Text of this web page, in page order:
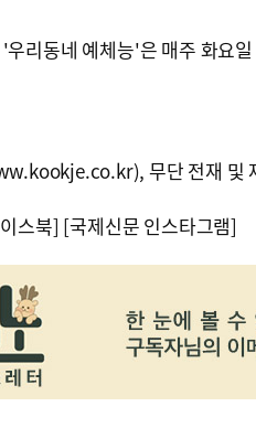
우리동네 예체능'은 매주 화요
무단 전재 및
스북] [국제신문 인스타그램]